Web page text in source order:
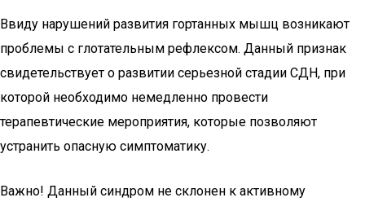
Ввиду нарушений развития гортанных мышц возникают
проблемы с глотательным рефлексом. Данный признак
свидетельствует о развитии серьезной стадии СДН, при
которой необходимо немедленно провести
терапевтические мероприятия, которые позволяют
устранить опасную симптоматику.
Важно! Данный синдром не склонен к активному